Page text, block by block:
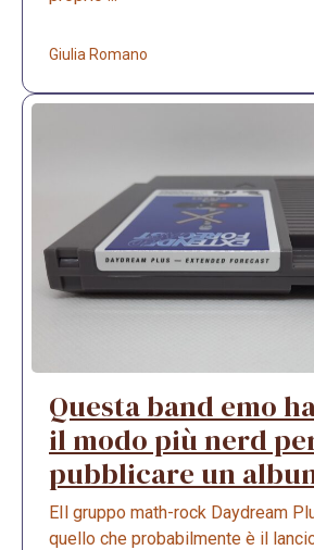
Giulia Romano
Questa band emo
il modo più nerd
pubblicare un
EIl gruppo math-rock Daydream
quello che probabilmente è il